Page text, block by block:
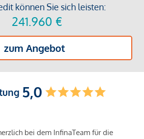
können Sie sich leisten:
241.960 €
zum Angebot
5,0
bei dem InfinaTeam für die